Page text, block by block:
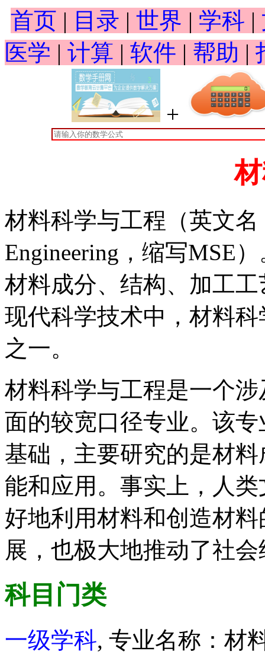
首页 | 目录 | 世界 | 学科 |
医学 | 计算 | 软件 | 帮助 |
+
材料科学与工程（英文名
Engineering，缩写MSE
材料成分、结构、加工
现代科学技术中，材料
之一。
材料科学与工程是一个
面的较宽口径专业。该
基础，主要研究的是材
能和应用。事实上，人
好地利用材料和创造材
展，也极大地推动了社
科目门类
一级学科, 专业名称：材